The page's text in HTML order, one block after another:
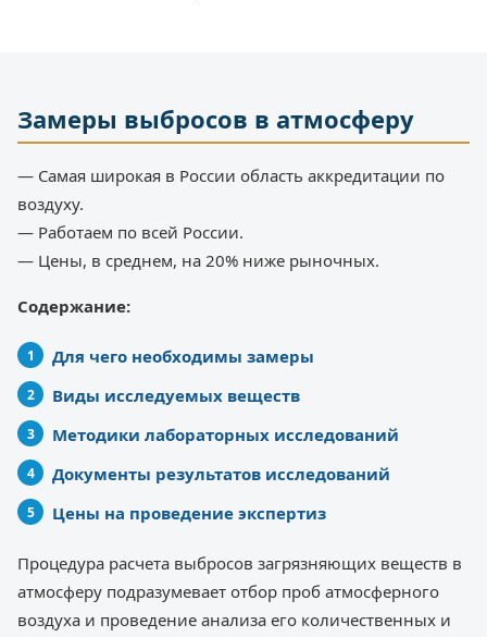
Замеры выбросов в атмосферу
— Самая широкая в России область аккредитации по
воздуху.
— Работаем по всей России.
— Цены, в среднем, на 20% ниже рыночных.
Содержание:
Для чего необходимы замеры
Виды исследуемых веществ
Методики лабораторных исследований
Документы результатов исследований
Цены на проведение экспертиз
Процедура расчета выбросов загрязняющих веществ в
атмосферу подразумевает отбор проб атмосферного
воздуха и проведение анализа его количественных и